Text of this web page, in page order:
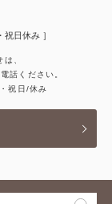
日休み ］
、
話ください。
祝日/休み